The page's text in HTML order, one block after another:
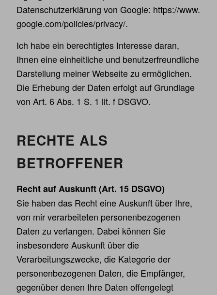
Datenschutzerklärung von Google: https://www.
google.com/policies/privacy/.
Ich habe ein berechtigtes Interesse daran,
Ihnen eine einheitliche und benutzerfreundliche
Darstellung meiner Webseite zu ermöglichen.
Die Erhebung der Daten erfolgt auf Grundlage
von Art. 6 Abs. 1 S. 1 lit. f DSGVO.
RECHTE ALS
BETROFFENER
Recht auf Auskunft (Art. 15 DSGVO)
Sie haben das Recht eine Auskunft über Ihre,
von mir verarbeiteten personenbezogenen
Daten zu verlangen. Dabei können Sie
insbesondere Auskunft über die
Verarbeitungszwecke, die Kategorie der
personenbezogenen Daten, die Empfänger,
gegenüber denen Ihre Daten offengelegt